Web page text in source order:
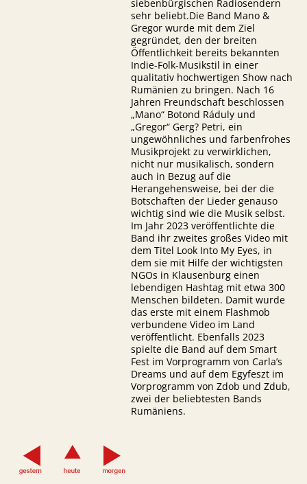
siebenbürgischen Radiosendern
sehr beliebt.Die Band Mano &
Gregor wurde mit dem Ziel
gegründet, den der breiten
Öffentlichkeit bereits bekannten
Indie-Folk-Musikstil in einer
qualitativ hochwertigen Show nach
Rumänien zu bringen. Nach 16
Jahren Freundschaft beschlossen
„Mano“ Botond Ráduly und
„Gregor“ Gerg? Petri, ein
ungewöhnliches und farbenfrohes
Musikprojekt zu verwirklichen,
nicht nur musikalisch, sondern
auch in Bezug auf die
Herangehensweise, bei der die
Botschaften der Lieder genauso
wichtig sind wie die Musik selbst.
Im Jahr 2023 veröffentlichte die
Band ihr zweites großes Video mit
dem Titel Look Into My Eyes, in
dem sie mit Hilfe der wichtigsten
NGOs in Klausenburg einen
lebendigen Hashtag mit etwa 300
Menschen bildeten. Damit wurde
das erste mit einem Flashmob
verbundene Video im Land
veröffentlicht. Ebenfalls 2023
spielte die Band auf dem Smart
Fest im Vorprogramm von Carla’s
Dreams und auf dem Egyfeszt im
Vorprogramm von Zdob und Zdub,
zwei der beliebtesten Bands
Rumäniens.